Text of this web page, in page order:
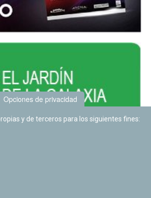
Opciones de privacidad
y de terceros para los siguientes fines: